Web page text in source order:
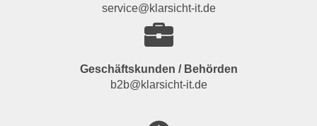
service@klarsicht-it.de
Geschäftskunden / Behörden
b2b@klarsicht-it.de